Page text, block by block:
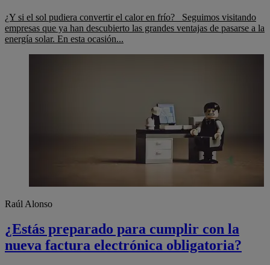
¿Y si el sol pudiera convertir el calor en frío? Seguimos visitando
empresas que ya han descubierto las grandes ventajas de pasarse a la
energía solar. En esta ocasión...
Raúl Alonso
¿Estás preparado para cumplir con la
nueva factura electrónica obligatoria?